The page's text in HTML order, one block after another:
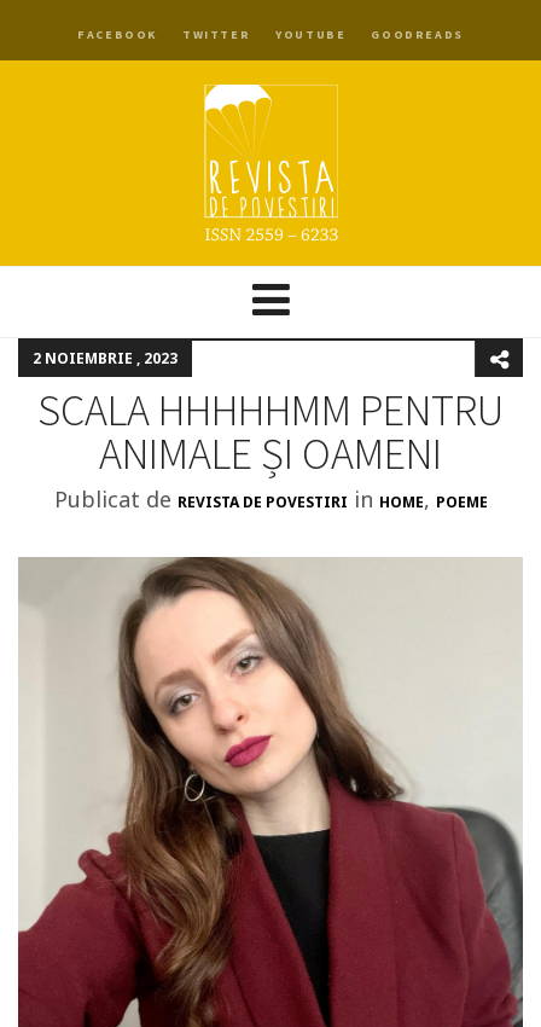
FACEBOOK TWITTER YOUTUBE GOODREADS
2 NOIEMBRIE , 2023
SCALA HHHHHMM PENTRU
ANIMALE ȘI OAMENI
Publicat de REVISTA DE POVESTIRI in HOME, POEME